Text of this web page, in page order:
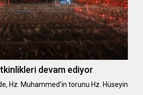
devam ediyor
Hz. Muhammed'in torunu Hz. Hüseyin